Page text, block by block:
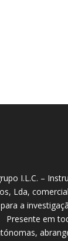
I.L.C. –
Lda,
a
Presente em